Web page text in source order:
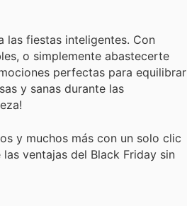
las fiestas inteligentes. Con
o simplemente abastecerte
perfectas para equilibrar
y sanas durante las
y muchos más con un solo clic
ventajas del Black Friday sin